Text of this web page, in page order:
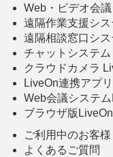
Web・ビデオ会
遠隔作業支援シ
遠隔相談窓口シス
チャットシステ
クラウドカメラ
LiveOn連携アプリ
Web会議システ
ブラウザ版
ご利用中のお客様
よくあるご質問